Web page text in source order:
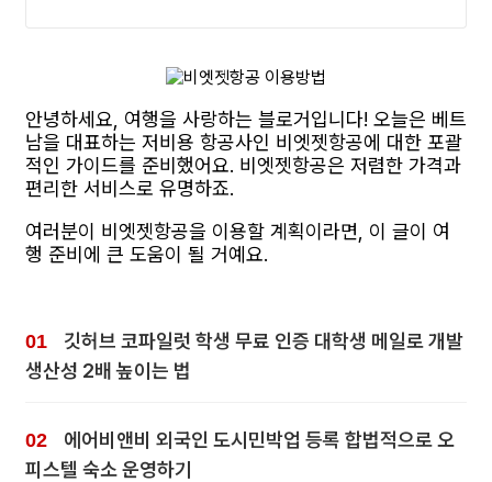
안녕하세요, 여행을 사랑하는 블로거입니다! 오늘은 베트
남을 대표하는 저비용 항공사인 비엣젯항공에 대한 포괄
적인 가이드를 준비했어요. 비엣젯항공은 저렴한 가격과
편리한 서비스로 유명하죠.
여러분이 비엣젯항공을 이용할 계획이라면, 이 글이 여
행 준비에 큰 도움이 될 거예요.
깃허브 코파일럿 학생 무료 인증 대학생 메일로 개발
생산성 2배 높이는 법
에어비앤비 외국인 도시민박업 등록 합법적으로 오
피스텔 숙소 운영하기